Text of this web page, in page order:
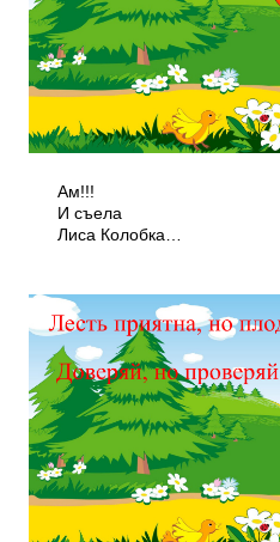
Ам!!!
И съела
Лиса Колобка…